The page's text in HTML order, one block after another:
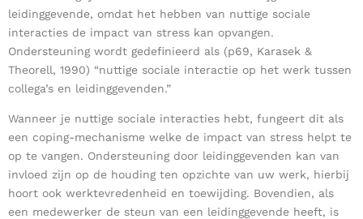
leidinggevende, omdat het hebben van nuttige sociale
interacties de impact van stress kan opvangen.
Ondersteuning wordt gedefinieerd als (p69, Karasek &
Theorell, 1990) “nuttige sociale interactie op het werk tussen
collega’s en leidinggevenden.”
Wanneer je nuttige sociale interacties hebt, fungeert dit als
een coping-mechanisme welke de impact van stress helpt te
op te vangen. Ondersteuning door leidinggevenden kan van
invloed zijn op de houding ten opzichte van uw werk, hierbij
hoort ook werktevredenheid en toewijding. Bovendien, als
een medewerker de steun van een leidinggevende heeft, is